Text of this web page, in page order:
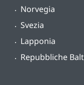
Norvegia
Svezia
Lapponia
Repubbliche